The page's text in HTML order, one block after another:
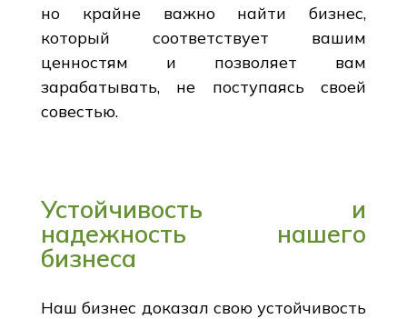
но крайне важно найти бизнес,
который соответствует вашим
ценностям и позволяет вам
зарабатывать, не поступаясь своей
совестью.
Устойчивость и
надежность нашего
бизнеса
Наш бизнес доказал свою устойчивость